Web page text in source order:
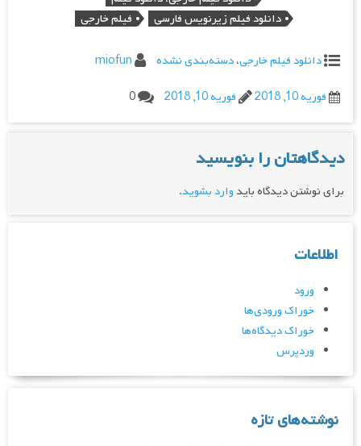
دانلود فیلم زیرنویس فارسی
فیلم خارجی
دانلود فیلم خارجی،دسته‌بندی نشده
miofun
فوریه 10, 2018
فوریه 10, 2018 0
دیدگاهتان را بنویسید
برای نوشتن دیدگاه بایدوارد بشوید.
اطلاعات
ورود
خوراک ورودی‌ها
خوراک دیدگاه‌ها
وردپرس
نوشته‌های تازه